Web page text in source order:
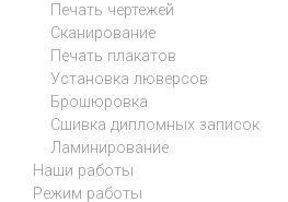
Печать чертежей
Сканирование
Печать плакатов
Установка люверсов
Брошюровка
Сшивка дипломных записок
Ламинирование
Наши работы
Режим работы